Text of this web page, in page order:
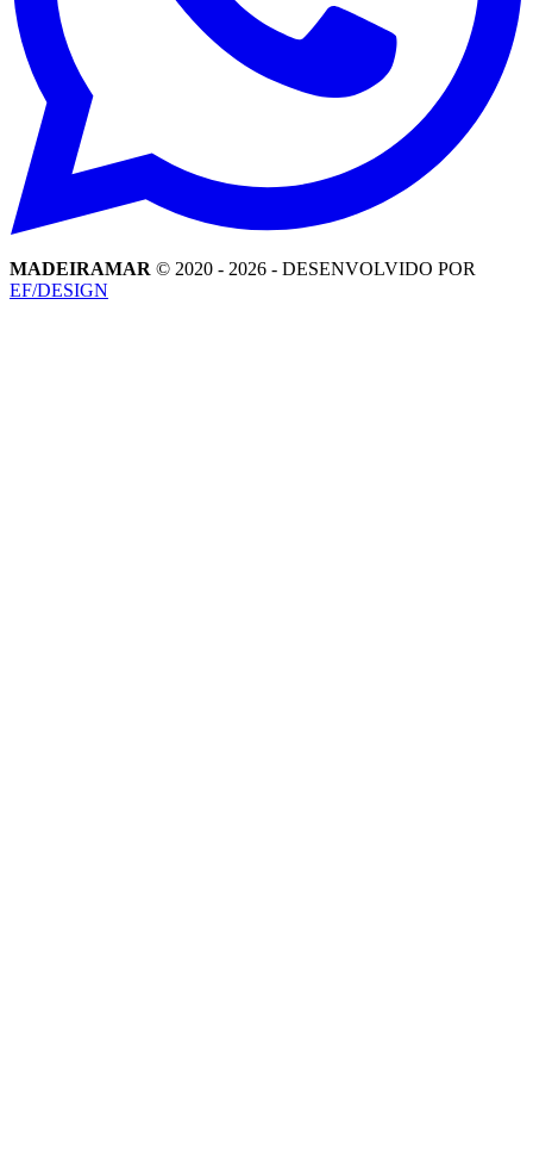
MADEIRAMAR © 2020 - 2026 - DESENVOLVIDO POR
EF/DESIGN